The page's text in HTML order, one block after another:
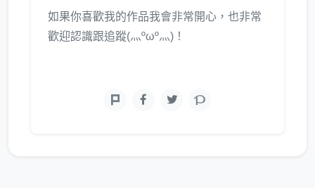
如果你喜歡我的作品我會非常開心，也非常
歡迎認識跟追蹤(灬ºωº灬)！